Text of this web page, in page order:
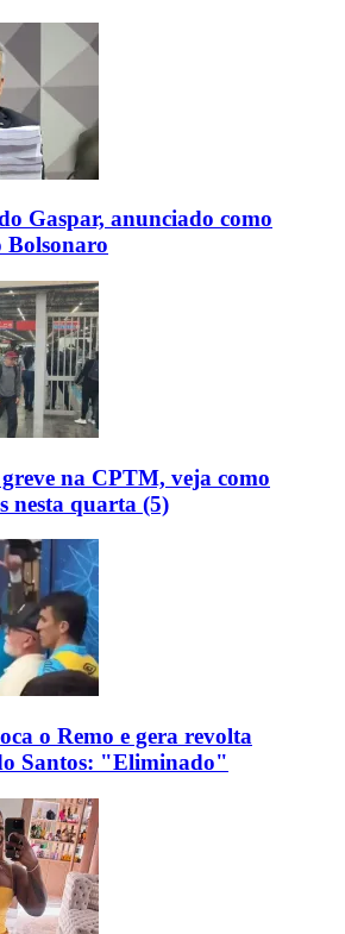
Gaspar, anunciado como
Bolsonaro
na CPTM, veja como
nesta quarta (5)
o Remo e gera revolta
Santos: "Eliminado"